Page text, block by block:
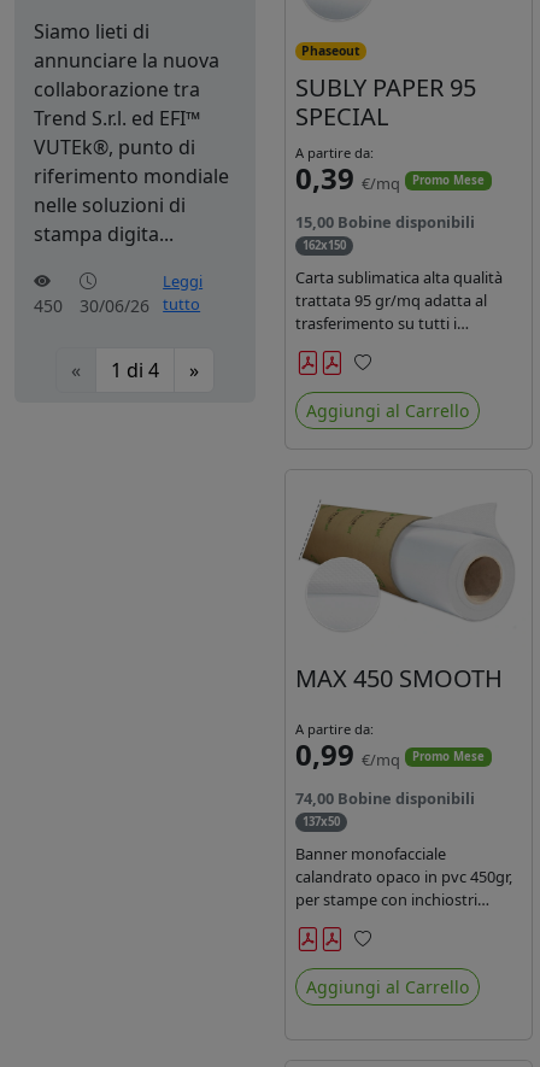
Siamo lieti di
annunciare la nuova
collaborazione tra
Trend S.r.l. ed EFI™
VUTEk®, punto di
riferimento mondiale
nelle soluzioni di
stampa digita...
450 30/06/26
Leggi
tutto
« 1 di 4 »
Phaseout
SUBLY PAPER 95
SPECIAL
A partire da:
0,39 €/mq Promo Mese
15,00 Bobine disponibili
162x150
Carta sublimatica alta qualità
trattata 95 gr/mq adatta al
trasferimento su tutti i
materiali in poliestere.
Preferiti
Aggiungi al Carrello
MAX 450 SMOOTH
A partire da:
0,99 €/mq Promo Mese
74,00 Bobine disponibili
137x50
Banner monofacciale
calandrato opaco in pvc 450gr,
per stampe con inchiostri
solvente ed ecosolvente , uv e
latex.
Preferiti
Aggiungi al Carrello